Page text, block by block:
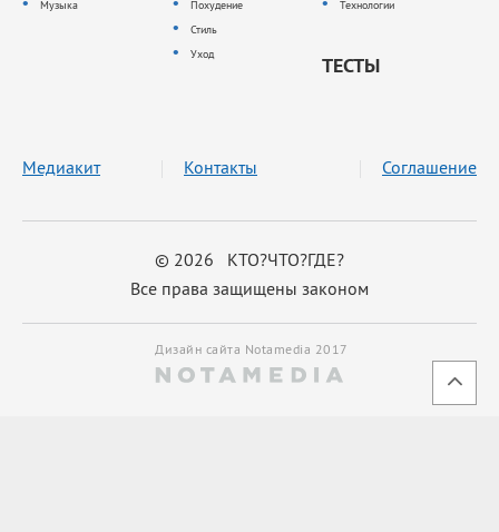
Музыка
Похудение
Стиль
Уход
Технологии
ТЕСТЫ
© 2026 КТО?ЧТО?ГДЕ?
Все права защищены законом
Медиакит Контакты Соглашение
Дизайн сайта Notamedia 2017